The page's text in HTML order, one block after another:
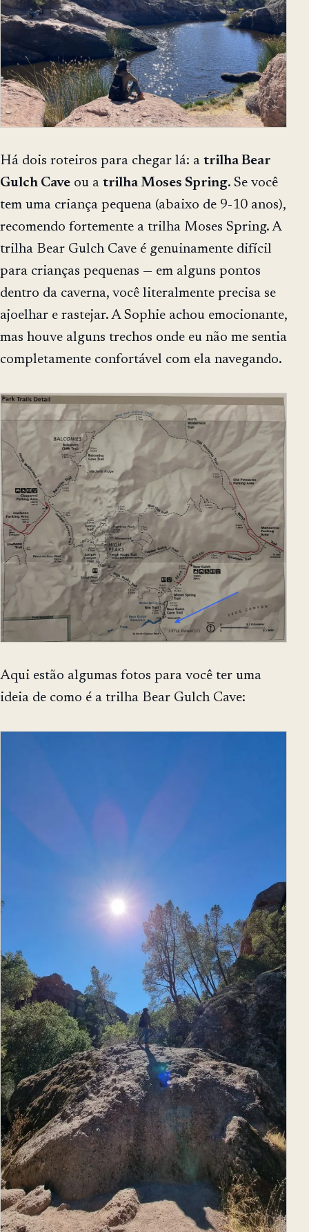
Há dois roteiros para chegar lá: a trilha Bear
Gulch Cave ou a trilha Moses Spring. Se você
tem uma criança pequena (abaixo de 9-10 anos),
recomendo fortemente a trilha Moses Spring. A
trilha Bear Gulch Cave é genuinamente difícil
para crianças pequenas — em alguns pontos
dentro da caverna, você literalmente precisa se
ajoelhar e rastejar. A Sophie achou emocionante,
mas houve alguns trechos onde eu não me sentia
completamente confortável com ela navegando.
Aqui estão algumas fotos para você ter uma
ideia de como é a trilha Bear Gulch Cave: